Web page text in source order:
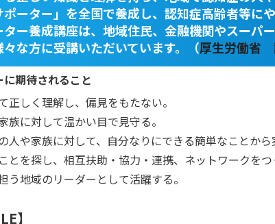
ーター」を全国で養成し、認知症高齢者等に
ー養成講座は、地域住民、金融機関やスーパ
な方に受講いただいています。（厚生労働省
期待されること
正しく理解し、偏見をもたない。
族に対して温かい目で見守る。
人や家族に対して、自分なりにできる簡単なことから
とを探し、相互扶助・協力・連携、ネットワークをつ
う地域のリーダーとして活躍する。
】